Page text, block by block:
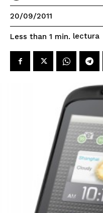
20/09/2011
Less than 1 min. lectura